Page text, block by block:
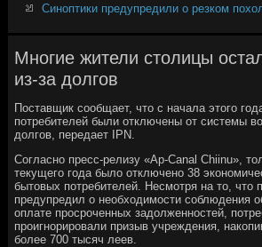
Синоптики предупредили о резком
Многие жители столицы
из-за долгов
Поставщик сообщает, что с начала этого
потребителей были отключены от системы
долгов, передает IPN.
Согласно пресс-релизу «Ap-Canal Chiinu»,
текущего года было отключено 38
бытовых потребителей. Несмотря на то, что
предупредил о необходимости соблюдения
оплате просроченных задолженностей,
проигнорировали призыв учреждения,
более 700 тысяч леев.